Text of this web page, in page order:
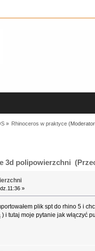
» Rhinoceros w praktyce
3d polipowierzchni
»
plik spt do rhino 5 i
) i tutaj moje pytanie jak